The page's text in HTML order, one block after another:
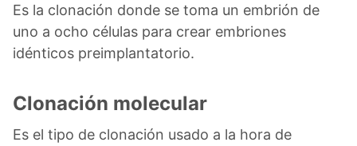
Es la clonación donde se toma un embrión de
uno a ocho células para crear embriones
idénticos preimplantatorio.
Clonación molecular
Es el tipo de clonación usado a la hora de